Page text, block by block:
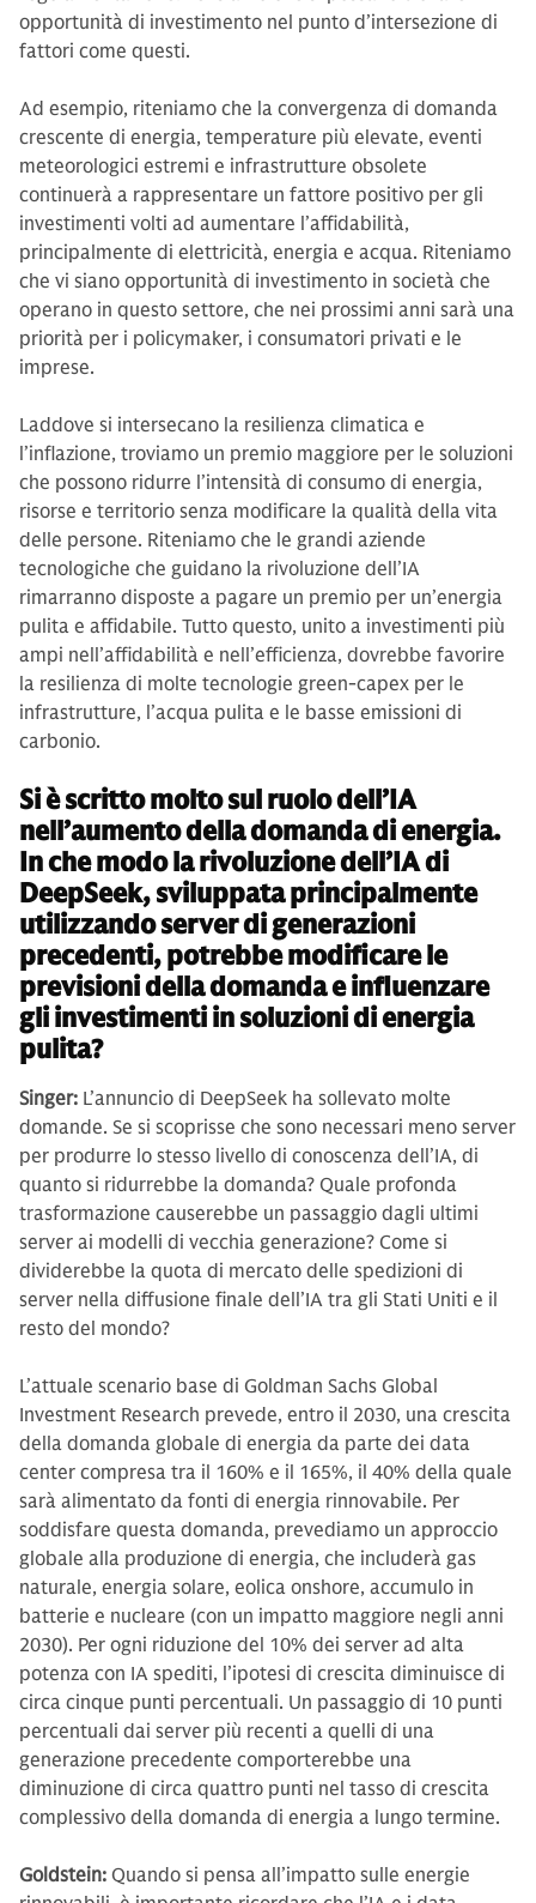
opportunità di investimento nel punto d’intersezione di
fattori come questi.
Ad esempio, riteniamo che la convergenza di domanda
crescente di energia, temperature più elevate, eventi
meteorologici estremi e infrastrutture obsolete
continuerà a rappresentare un fattore positivo per gli
investimenti volti ad aumentare l’affidabilità,
principalmente di elettricità, energia e acqua. Riteniamo
che vi siano opportunità di investimento in società che
operano in questo settore, che nei prossimi anni sarà una
priorità per i policymaker, i consumatori privati e le
imprese.
Laddove si intersecano la resilienza climatica e
l’inflazione, troviamo un premio maggiore per le soluzioni
che possono ridurre l’intensità di consumo di energia,
risorse e territorio senza modificare la qualità della vita
delle persone. Riteniamo che le grandi aziende
tecnologiche che guidano la rivoluzione dell’IA
rimarranno disposte a pagare un premio per un’energia
pulita e affidabile. Tutto questo, unito a investimenti più
ampi nell’affidabilità e nell’efficienza, dovrebbe favorire
la resilienza di molte tecnologie green-capex per le
infrastrutture, l’acqua pulita e le basse emissioni di
carbonio.
Si è scritto molto sul ruolo dell’IA
nell’aumento della domanda di energia.
In che modo la rivoluzione dell’IA di
DeepSeek, sviluppata principalmente
utilizzando server di generazioni
precedenti, potrebbe modificare le
previsioni della domanda e influenzare
gli investimenti in soluzioni di energia
pulita?
Singer: L’annuncio di DeepSeek ha sollevato molte
domande. Se si scoprisse che sono necessari meno server
per produrre lo stesso livello di conoscenza dell’IA, di
quanto si ridurrebbe la domanda? Quale profonda
trasformazione causerebbe un passaggio dagli ultimi
server ai modelli di vecchia generazione? Come si
dividerebbe la quota di mercato delle spedizioni di
server nella diffusione finale dell’IA tra gli Stati Uniti e il
resto del mondo?
L’attuale scenario base di Goldman Sachs Global
Investment Research prevede, entro il 2030, una crescita
della domanda globale di energia da parte dei data
center compresa tra il 160% e il 165%, il 40% della quale
sarà alimentato da fonti di energia rinnovabile. Per
soddisfare questa domanda, prevediamo un approccio
globale alla produzione di energia, che includerà gas
naturale, energia solare, eolica onshore, accumulo in
batterie e nucleare (con un impatto maggiore negli anni
2030). Per ogni riduzione del 10% dei server ad alta
potenza con IA spediti, l’ipotesi di crescita diminuisce di
circa cinque punti percentuali. Un passaggio di 10 punti
percentuali dai server più recenti a quelli di una
generazione precedente comporterebbe una
diminuzione di circa quattro punti nel tasso di crescita
complessivo della domanda di energia a lungo termine.
Goldstein: Quando si pensa all’impatto sulle energie